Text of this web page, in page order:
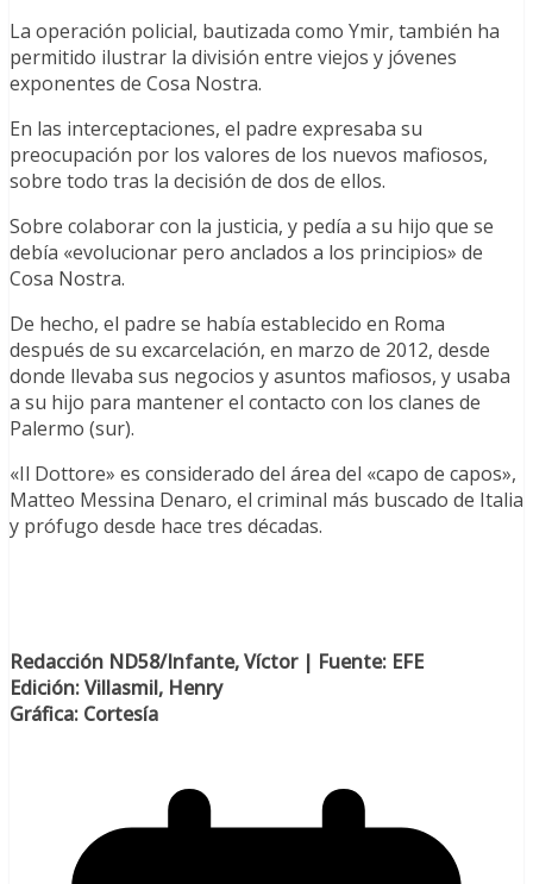
La operación policial, bautizada como Ymir, también ha
permitido ilustrar la división entre viejos y jóvenes
exponentes de Cosa Nostra.
En las interceptaciones, el padre expresaba su
preocupación por los valores de los nuevos mafiosos,
sobre todo tras la decisión de dos de ellos.
Sobre colaborar con la justicia, y pedía a su hijo que se
debía «evolucionar pero anclados a los principios» de
Cosa Nostra.
De hecho, el padre se había establecido en Roma
después de su excarcelación, en marzo de 2012, desde
donde llevaba sus negocios y asuntos mafiosos, y usaba
a su hijo para mantener el contacto con los clanes de
Palermo (sur).
«Il Dottore» es considerado del área del «capo de capos»,
Matteo Messina Denaro, el criminal más buscado de Italia
y prófugo desde hace tres décadas.
Redacción ND58/Infante, Víctor | Fuente: EFE
Edición: Villasmil, Henry
Gráfica: Cortesía